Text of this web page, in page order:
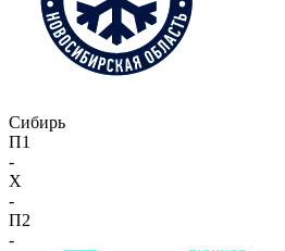
Сибирь
П1
-
X
-
П2
-